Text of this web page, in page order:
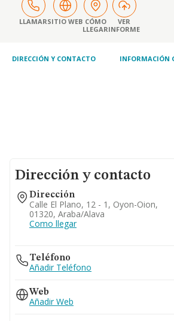
LLAMARSITIO WEB CÓMO
LLEGAR
VER
INFORME
DIRECCIÓN Y CONTACTO INFORMACIÓN
Dirección y contacto
Dirección
Calle El Plano, 12 - 1, Oyon-Oion,
01320, Araba/alava
Como llegar
Teléfono
Añadir Teléfono
Web
Añadir Web